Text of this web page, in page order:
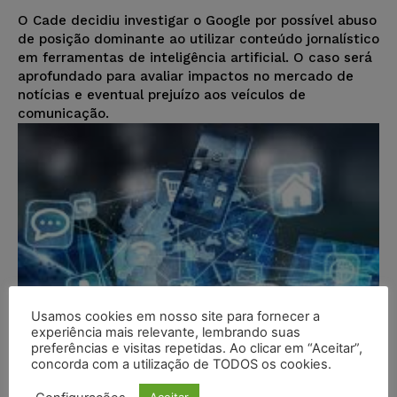
O Cade decidiu investigar o Google por possível abuso
de posição dominante ao utilizar conteúdo jornalístico
em ferramentas de inteligência artificial. O caso será
aprofundado para avaliar impactos no mercado de
notícias e eventual prejuízo aos veículos de
comunicação.
Usamos cookies em nosso site para fornecer a
experiência mais relevante, lembrando suas
preferências e visitas repetidas. Ao clicar em “Aceitar”,
concorda com a utilização de TODOS os cookies.